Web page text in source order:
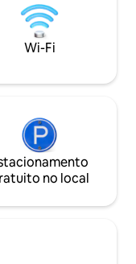
+
deslumbrantes. A
apenas 10
manhã incluído e
para o aeroporto.
Wi-Fi
no local